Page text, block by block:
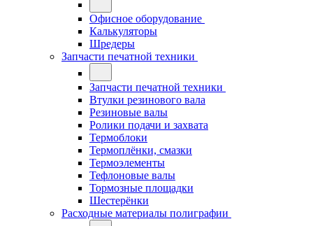
Офисное оборудование
Калькуляторы
Шредеры
Запчасти печатной техники
Запчасти печатной техники
Втулки резинового вала
Резиновые валы
Ролики подачи и захвата
Термоблоки
Термоплёнки, смазки
Термоэлементы
Тефлоновые валы
Тормозные площадки
Шестерёнки
Расходные материалы полиграфии